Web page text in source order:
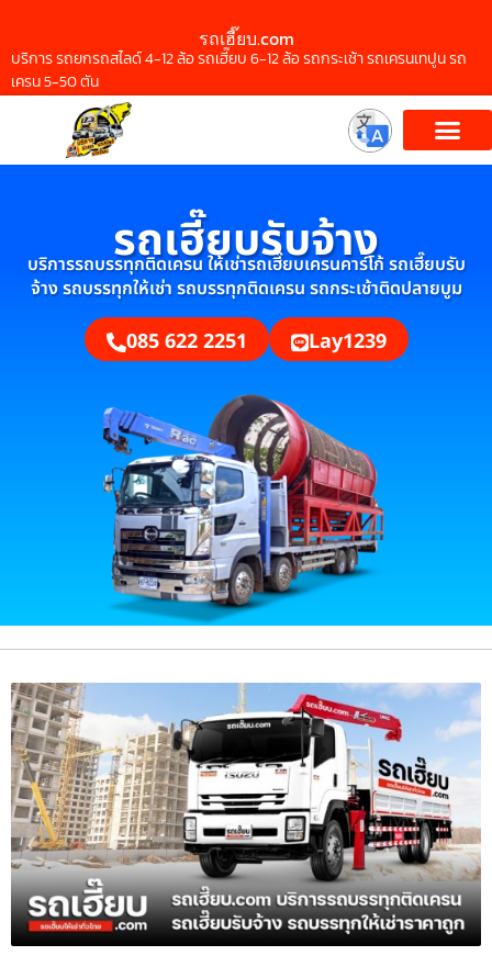
รถเฮี๊ยบ.com
บริการ รถยกรถสไลด์ 4-12 ล้อ รถเฮี๊ยบ 6-12 ล้อ รถกระเช้า รถเครนเทปูน รถ
เครน 5-50 ตัน
รถเฮี๊ยบรับจ้าง
บริการรถบรรทุกติดเครน ให้เช่ารถเฮี๊ยบเครนคาร์โก้ รถเฮี๊ยบรับ
จ้าง รถบรรทุกให้เช่า รถบรรทุกติดเครน รถกระเช้าติดปลายบูม
085 622 2251 Lay1239